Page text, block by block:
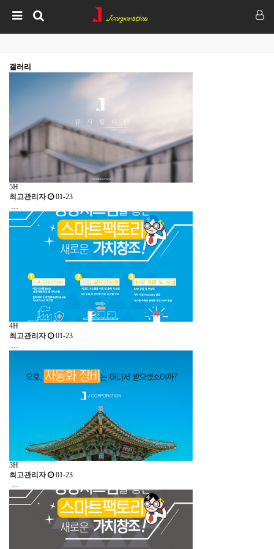
갤러리
5H
최고관리자
01-23
…
4H
최고관리자
01-23
…
3H
최고관리자
01-23
…